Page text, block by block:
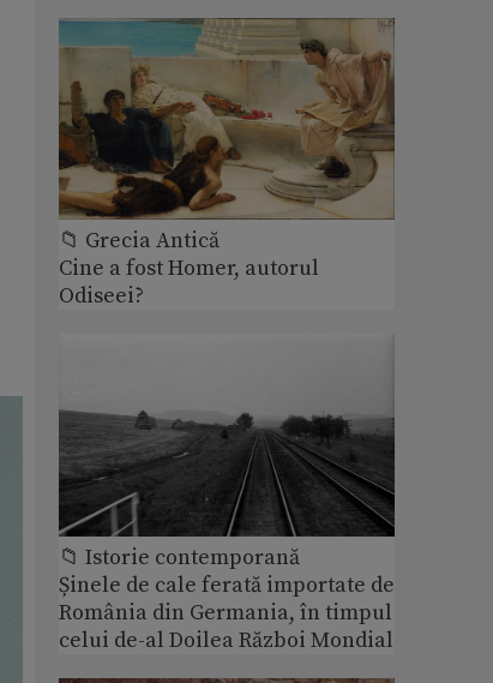
📁 Grecia Antică
Cine a fost Homer, autorul
Odiseei?
📁 Istorie contemporană
Șinele de cale ferată importate de
România din Germania, în timpul
celui de-al Doilea Război Mondial